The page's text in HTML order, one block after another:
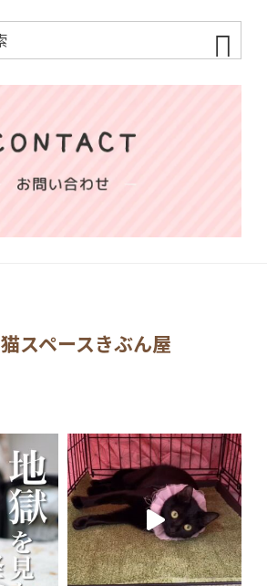
猫スペースきぶん屋